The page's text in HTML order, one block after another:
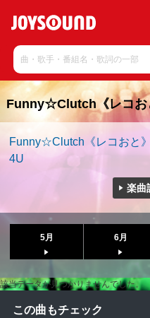
Funny☆Clutch《レコお
Funny☆Clutch《レコおと》
4U
楽曲
5月 6月
該当データが見つかりませんでした。
この曲もチェック